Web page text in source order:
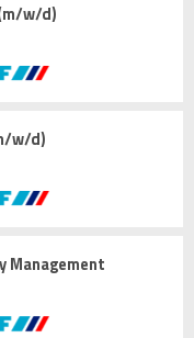
w/d)
w/d)
Management